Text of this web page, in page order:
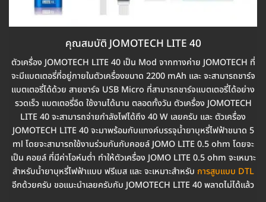
คุณสมบัติ JOMOTECH LITE 40
ตัวเครื่อง JOMOTECH LITE 40 เป็น Mod จากทางค่าย JOMOTECH ที่
จะมีแบตเตอรี่ที่อยู่ภายในตัวเครื่องขนาด 2200 mAh และ จะสามารถชาร์จ
แบตเตอรี่ได้ด้วย สายชาร์จ USB Micro ที่สามารถชาร์จแบตเตอรี่ได้อย่าง
รวดเร็ว แบตเตอรี่อึด ใช้งานได้นาน ตลอดทั้งวัน ตัวเครื่อง JOMOTECH
LITE 40 จะสามารถจ่ายกำลังไฟได้ถึง 40 W เลยครับ และ ตัวเครื่อง
JOMOTECH LITE 40 จะมาพร้อมกับแทงค์บรรจุน้ำยาบุหรี่ไฟฟ้าขนาด 5
ml โดยจะสามารถใช้งานร่วมกันกับคอยล์ JOMO LITE 0.5 ohm โดยจะ
เป็น คอยล์ ที่มีค่าโอห์มต่ำ ทำให้ตัวเครื่อง JOMO LITE 0.5 ohm จะเหมาะ
สำหรับน้ำยาบุหรี่ไฟฟ้าแบบ ฟรีเบส และ จะเหมาะสำหรับ การสูบแบบ DTL
อีกด้วยครับ ขอแนะนำเลยครับกับ JOMOTECH LITE 40 พลาดไม่ได้แล้ว